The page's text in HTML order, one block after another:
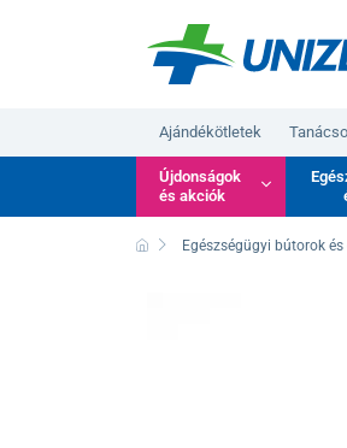
Ajándékötletek
Újdonságok
és akciók
Egészségügyi bútorok